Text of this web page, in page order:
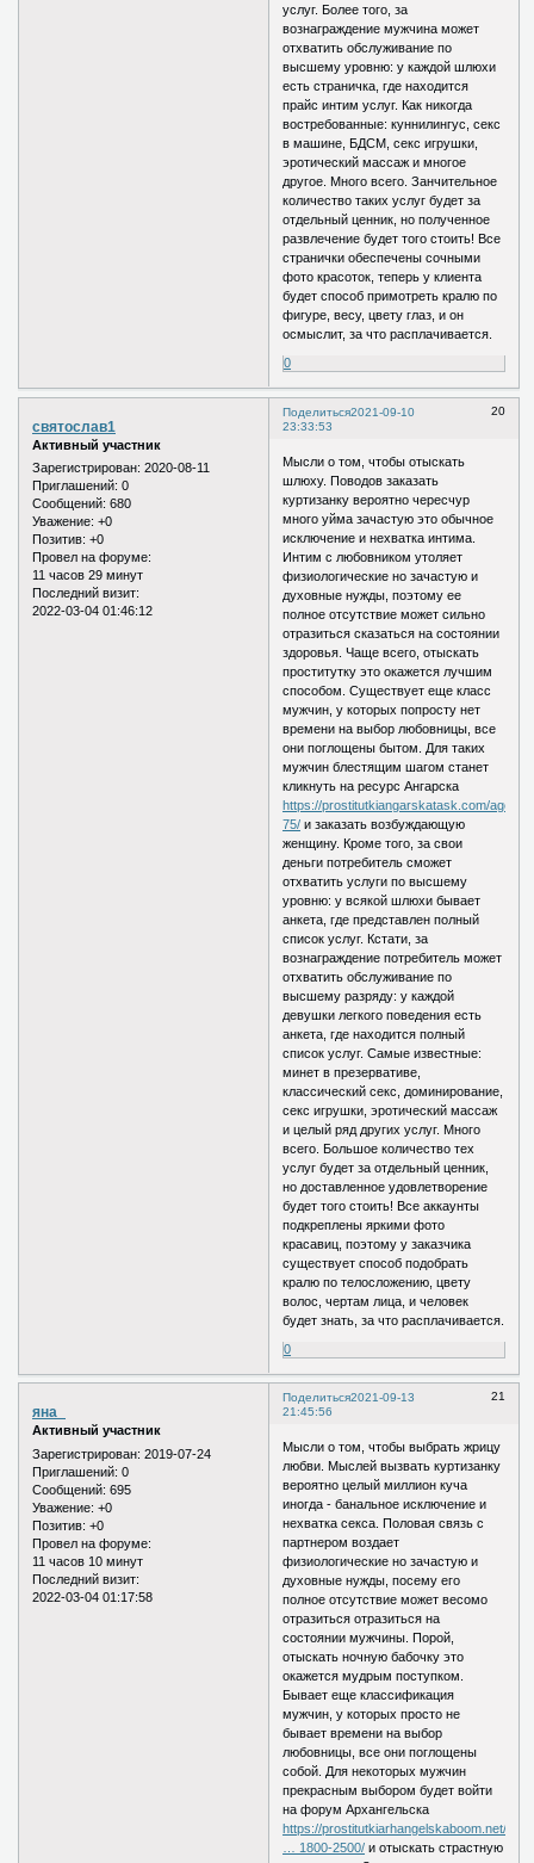
услуг. Более того, за
вознаграждение мужчина может
отхватить обслуживание по
высшему уровню: у каждой шлюхи
есть страничка, где находится
прайс интим услуг. Как никогда
востребованные: куннилингус, секс
в машине, БДСМ, секс игрушки,
эротический массаж и многое
другое. Много всего. Занчительное
количество таких услуг будет за
отдельный ценник, но полученное
развлечение будет того стоить! Все
странички обеспечены сочными
фото красоток, теперь у клиента
будет способ примотреть кралю по
фигуре, весу, цвету глаз, и он
осмыслит, за что расплачивается.
0
Поделиться 20
2021-09-10
23:33:53
святослав1
Активный участник
Зарегистрирован: 2020-08-11
Приглашений: 0
Сообщений: 680
Уважение: +0
Позитив: +0
Провел на форуме:
11 часов 29 минут
Последний визит:
2022-03-04 01:46:12
Мысли о том, чтобы отыскать
шлюху. Поводов заказать
куртизанку вероятно чересчур
много уйма зачастую это обычное
исключение и нехватка интима.
Интим с любовником утоляет
физиологические но зачастую и
духовные нужды, поэтому ее
полное отсутствие может сильно
отразиться сказаться на состоянии
здоровья. Чаще всего, отыскать
проститутку это окажется лучшим
способом. Существует еще класс
мужчин, у которых попросту нет
времени на выбор любовницы, все
они поглощены бытом. Для таких
мужчин блестящим шагом станет
кликнуть на ресурс Ангарска
https://prostitutkiangarskatask.com/age40-
75/ и заказать возбуждающую
женщину. Кроме того, за свои
деньги потребитель сможет
отхватить услуги по высшему
уровню: у всякой шлюхи бывает
анкета, где представлен полный
список услуг. Кстати, за
вознаграждение потребитель может
отхватить обслуживание по
высшему разряду: у каждой
девушки легкого поведения есть
анкета, где находится полный
список услуг. Самые известные:
минет в презервативе,
классический секс, доминирование,
секс игрушки, эротический массаж
и целый ряд других услуг. Много
всего. Большое количество тех
услуг будет за отдельный ценник,
но доставленное удовлетворение
будет того стоить! Все аккаунты
подкреплены яркими фото
красавиц, поэтому у заказчика
существует способ подобрать
кралю по телосложению, цвету
волос, чертам лица, и человек
будет знать, за что расплачивается.
0
Поделиться 21
2021-09-13
21:45:56
яна_
Активный участник
Зарегистрирован: 2019-07-24
Приглашений: 0
Сообщений: 695
Уважение: +0
Позитив: +0
Провел на форуме:
11 часов 10 минут
Последний визит:
2022-03-04 01:17:58
Мысли о том, чтобы выбрать жрицу
любви. Мыслей вызвать куртизанку
вероятно целый миллион куча
иногда - банальное исключение и
нехватка секса. Половая связь с
партнером воздает
физиологические но зачастую и
духовные нужды, посему его
полное отсутствие может весомо
отразиться отразиться на
состоянии мужчины. Порой,
отыскать ночную бабочку это
окажется мудрым поступком.
Бывает еще классификация
мужчин, у которых просто не
бывает времени на выбор
любовницы, все они поглощены
собой. Для некоторых мужчин
прекрасным выбором будет войти
на форум Архангельска
https://prostitutkiarhangelskaboom.net/
… 1800-2500/ и отыскать страстную